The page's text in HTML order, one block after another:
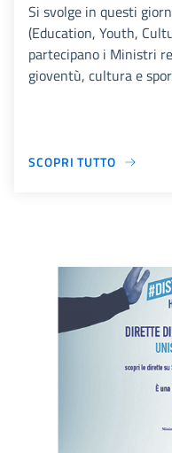
Si svolge in questi
(Education, Youth,
partecipano i Ministri
gioventù, cultura e
SCOPRI TUTTO